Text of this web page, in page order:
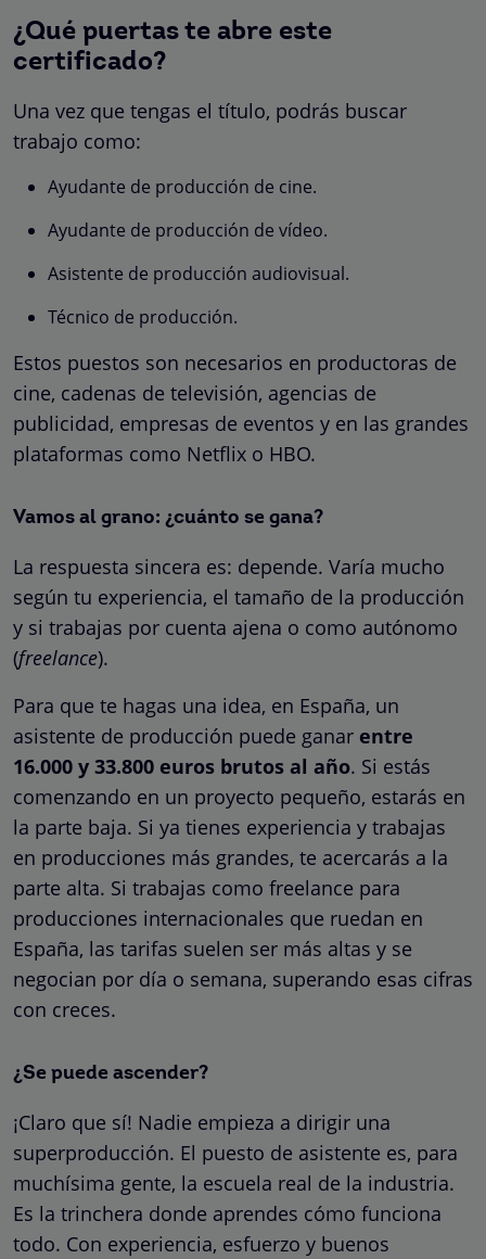
¿Qué puertas te abre este
certificado?
Una vez que tengas el título, podrás buscar
trabajo como:
Ayudante de producción de cine.
Ayudante de producción de vídeo.
Asistente de producción audiovisual.
Técnico de producción.
Estos puestos son necesarios en productoras de
cine, cadenas de televisión, agencias de
publicidad, empresas de eventos y en las grandes
plataformas como Netflix o HBO.
Vamos al grano: ¿cuánto se gana?
La respuesta sincera es: depende. Varía mucho
según tu experiencia, el tamaño de la producción
y si trabajas por cuenta ajena o como autónomo
(freelance).
Para que te hagas una idea, en España, un
asistente de producción puede ganar entre
16.000 y 33.800 euros brutos al año. Si estás
comenzando en un proyecto pequeño, estarás en
la parte baja. Si ya tienes experiencia y trabajas
en producciones más grandes, te acercarás a la
parte alta. Si trabajas como freelance para
producciones internacionales que ruedan en
España, las tarifas suelen ser más altas y se
negocian por día o semana, superando esas cifras
con creces.
¿Se puede ascender?
¡Claro que sí! Nadie empieza a dirigir una
superproducción. El puesto de asistente es, para
muchísima gente, la escuela real de la industria.
Es la trinchera donde aprendes cómo funciona
todo. Con experiencia, esfuerzo y buenos